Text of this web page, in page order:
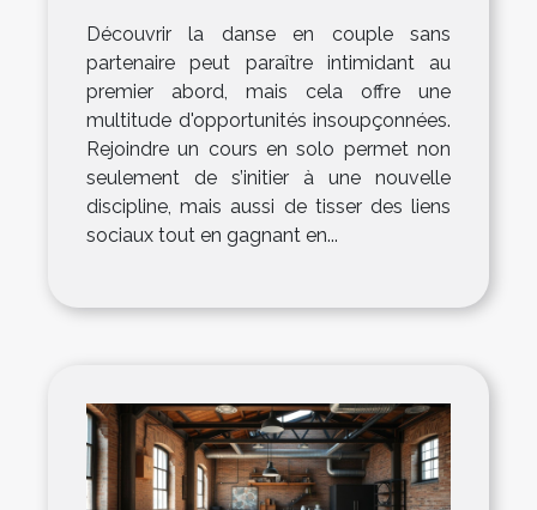
Découvrir la danse en couple sans
partenaire peut paraître intimidant au
premier abord, mais cela offre une
multitude d'opportunités insoupçonnées.
Rejoindre un cours en solo permet non
seulement de s’initier à une nouvelle
discipline, mais aussi de tisser des liens
sociaux tout en gagnant en...